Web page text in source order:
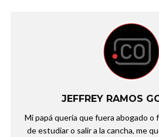
JEFFREY RAMOS
Mi papá quería que fuera abogado
de estudiar o salir a la cancha, me